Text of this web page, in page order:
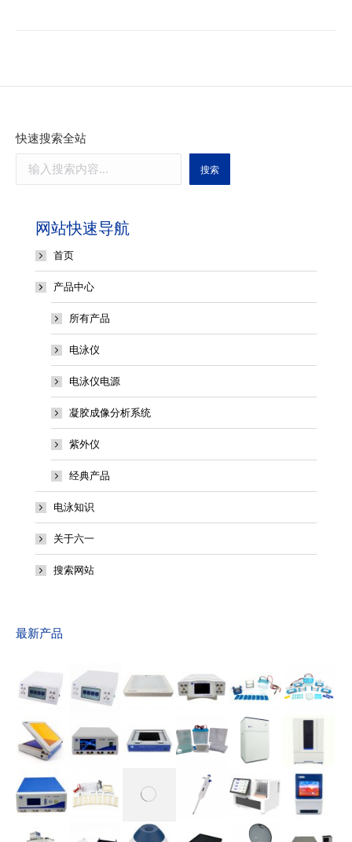
快速搜索全站
搜索
网站快速导航
首页
产品中心
所有产品
电泳仪
电泳仪电源
凝胶成像分析系统
紫外仪
经典产品
电泳知识
关于六一
搜索网站
最新产品